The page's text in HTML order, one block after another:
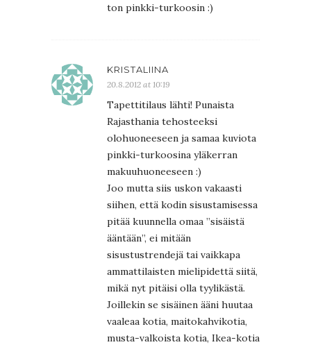
ton pinkki-turkoosin :)
KRISTALIINA
20.8.2012 at 10:19
Tapettitilaus lähti! Punaista
Rajasthania tehosteeksi
olohuoneeseen ja samaa kuviota
pinkki-turkoosina yläkerran
makuuhuoneeseen :)
Joo mutta siis uskon vakaasti
siihen, että kodin sisustamisessa
pitää kuunnella omaa ”sisäistä
ääntään”, ei mitään
sisustustrendejä tai vaikkapa
ammattilaisten mielipidettä siitä,
mikä nyt pitäisi olla tyylikästä.
Joillekin se sisäinen ääni huutaa
vaaleaa kotia, maitokahvikotia,
musta-valkoista kotia, Ikea-kotia